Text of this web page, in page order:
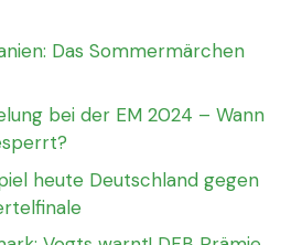
Das Sommermärchen
bei der EM 2024 – Wann
heute Deutschland gegen